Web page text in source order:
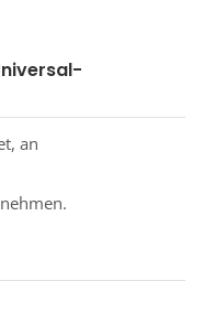
an